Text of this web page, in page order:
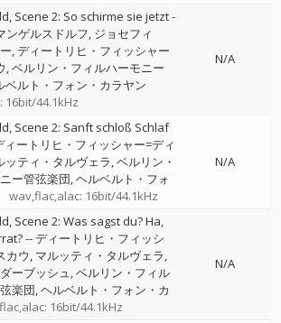
Scene 2: So schirme sie jetzt-
ンゲルスドルフ ジョセフィ
ディートリヒ・フィッシャー
ベルリン・フィルハーモニー
ベルト・フォン・カラヤン
16bit/44.1kHz
N/A
Scene 2: Sanft schloß Schlaf
ィートリヒ・フィッシャー=ディ
ッティ・タルヴェラ ベルリン・
ー管弦楽団 ヘルベルト・フォ
wav,flac,alac: 16bit/44.1kHz
N/A
Scene 2: Was sagst du? Ha,
--ディートリヒ・フィッシ
カウ マルッティ・タルヴェラ
ーブッシュ ベルリン・フィル
楽団 ヘルベルト・フォン・カ
16bit/44.1kHz
N/A